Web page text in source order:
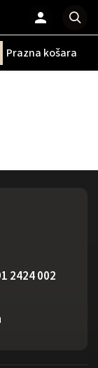
Prazna košara
2424 002